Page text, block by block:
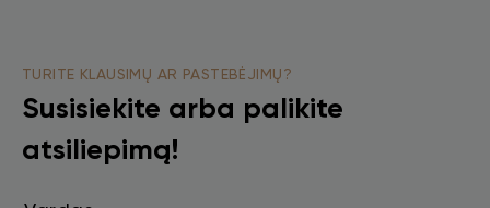
TURITE KLAUSIMŲ AR PASTEBĖJIMŲ?
Susisiekite arba palikite
atsiliepimą!